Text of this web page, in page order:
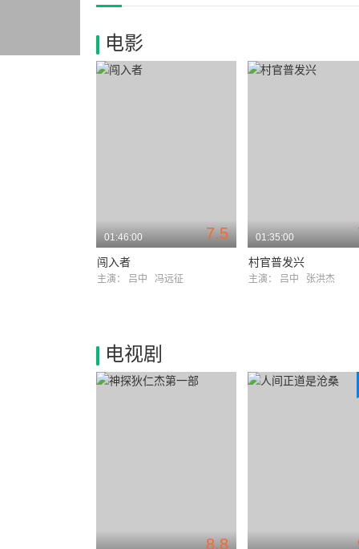
电影
7.5
01:46:00
闯入者
主演： 吕中 冯远征
01:35:00
村官普发兴
主演： 吕中 张洪杰
电视剧
8.8